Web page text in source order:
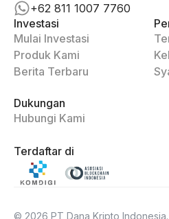
+62 811 1007 7760
Investasi
Mulai Investasi
Produk Kami
Berita Terbaru
Dukungan
Hubungi Kami
Terdaftar di
© 2026 PT Dana Kripto